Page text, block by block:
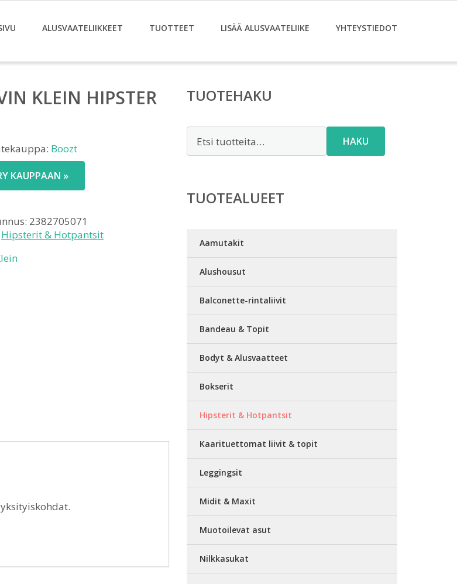
ALUSVAATELIIKKEET TUOTTEET LISÄÄ ALUSVAATELIIKE YHTEYSTIEDOT
KLEIN HIPSTER
Boozt
KAUPPAAN »
2382705071
Hipsterit & Hotpantsit
TUOTEHAKU
HAKU
TUOTEALUEET
Aamutakit
Alushousut
Balconette-rintaliivit
Bandeau & Topit
Bodyt & Alusvaatteet
Bokserit
Hipsterit & Hotpantsit
Kaarituettomat liivit & topit
Leggingsit
Midit & Maxit
Muotoilevat asut
Nilkkasukat